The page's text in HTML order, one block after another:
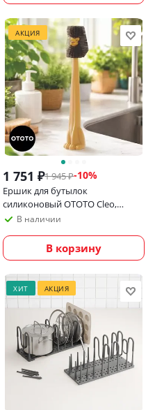
АКЦИЯ
1 751 ₽1 945₽-10%
Ершик для бутылок
силиконовый OTOTO Cleo,
щетка для мытья бутылок,
В наличии
В корзину
ХИТ АКЦИЯ